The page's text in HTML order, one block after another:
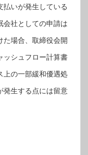
払いが発生している
会社としての申請は
た場合、取締役会開
ッシュフロー計算書
上の一部緩和優遇処
発生する点には留意